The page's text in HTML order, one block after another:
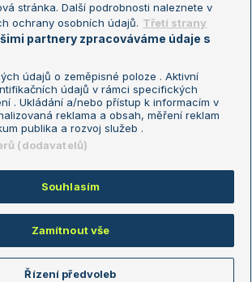
Nastavení soukromí
Reklama
Informace o zpracování osobních
údajů
TenisPortal.cz. Využíváme zpravodajství ČTK.
stránka. Další podrobnosti naleznete v
ochrany osobních údajů. Třetí strany
partnery zpracováváme údaje s
údajů o zeměpisné poloze . Aktivní
údajů v rámci specifických
. Ukládání a/nebo přístup k informacím v
reklama a obsah, měření reklam
publika a rozvoj služeb .
(dodavatelů)
Souhlasím
Zamítnout vše
Řízení předvoleb